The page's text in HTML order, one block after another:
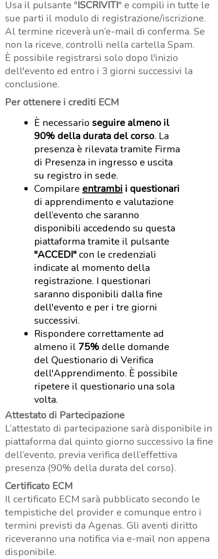
Usa il pulsante "ISCRIVITI" e compili in tutte le
sue parti il modulo di registrazione/iscrizione.
Al termine riceverà un’e-mail di conferma. Se
non la riceve, controlli nella cartella Spam.
È possibile registrarsi solo dopo l'inizio
dell'evento ed entro i 3 giorni successivi la
conclusione.
Per ottenere i crediti ECM
È necessario seguire almeno il
90% della durata del corso. La
presenza è rilevata tramite Firma
di Presenza in ingresso e uscita
su registro in sede.
Compilare entrambi i questionari
di apprendimento e valutazione
dell’evento che saranno
disponibili accedendo su questa
piattaforma tramite il pulsante
"ACCEDI" con le credenziali
indicate al momento della
registrazione. I questionari
saranno disponibili dalla fine
dell'evento e per i tre giorni
successivi.
Rispondere correttamente ad
almeno il 75% delle domande
del Questionario di Verifica
dell'Apprendimento. È possibile
ripetere il questionario una sola
volta.
Attestato di Partecipazione
L’attestato di partecipazione sarà disponibile in
piattaforma dal quinto giorno successivo la fine
dell’evento, previa verifica dell’effettiva
presenza (90% della durata del corso).
Certificato ECM
Il certificato ECM sarà pubblicato secondo le
tempistiche del provider e comunque entro i
termini previsti da Agenas. Gli aventi diritto
riceveranno una notifica via e-mail non appena
disponibile.